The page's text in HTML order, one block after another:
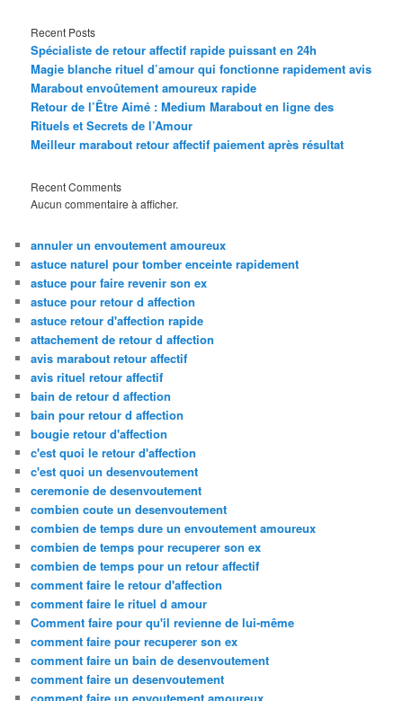
Recent Posts
Spécialiste de retour affectif rapide puissant en 24h
Magie blanche rituel d’amour qui fonctionne rapidement avis
Marabout envoûtement amoureux rapide
Retour de l’Être Aimé : Medium Marabout en ligne des
Rituels et Secrets de l’Amour
Meilleur marabout retour affectif paiement après résultat
Recent Comments
Aucun commentaire à afficher.
annuler un envoutement amoureux
astuce naturel pour tomber enceinte rapidement
astuce pour faire revenir son ex
astuce pour retour d affection
astuce retour d'affection rapide
attachement de retour d affection
avis marabout retour affectif
avis rituel retour affectif
bain de retour d affection
bain pour retour d affection
bougie retour d'affection
c'est quoi le retour d'affection
c'est quoi un desenvoutement
ceremonie de desenvoutement
combien coute un desenvoutement
combien de temps dure un envoutement amoureux
combien de temps pour recuperer son ex
combien de temps pour un retour affectif
comment faire le retour d'affection
comment faire le rituel d amour
Comment faire pour qu'il revienne de lui-même
comment faire pour recuperer son ex
comment faire un bain de desenvoutement
comment faire un desenvoutement